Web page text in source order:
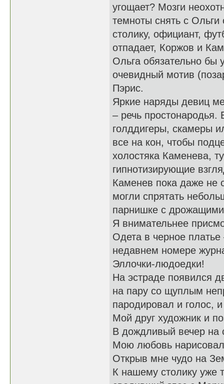
угощает? Мозги
темноты снять с Ольги
столику, официант,
отпадает, Коржов и
Ольга обязательно бы
очевидный мотив
Пэрис.
Яркие наряды девиц
– речь простонародья.
голддигеры, скамеры
все на кон, чтобы
холостяка Каменева,
гипнотизирующие
Каменев пока даже не
могли спрятать
парнишке с
Я внимательнее
Одета в черное
недавнем номере
Эллочки-людоедки!
На эстраде появился
на пару со щуплым
пародировал и голос,
Мой друг художник и
В дождливый вечер на
Мою любовь
Открыв мне чудо на
К нашему столику уже